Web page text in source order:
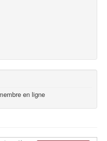
en ligne